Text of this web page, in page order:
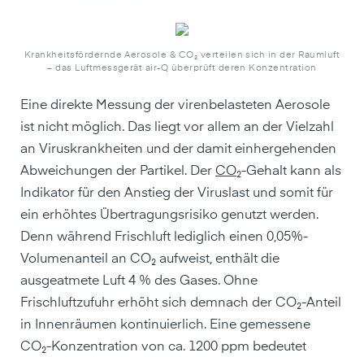
Krankheitsfördernde Aerosole & CO₂ verteilen sich in der Raumluft
– das Luftmessgerät air-Q überprüft deren Konzentration
Eine direkte Messung der virenbelasteten Aerosole
ist nicht möglich. Das liegt vor allem an der Vielzahl
an Viruskrankheiten und der damit einhergehenden
Abweichungen der Partikel. Der CO₂-Gehalt kann als
Indikator für den Anstieg der Viruslast und somit für
ein erhöhtes Übertragungsrisiko genutzt werden.
Denn während Frischluft lediglich einen 0,05%-
Volumenanteil an CO₂ aufweist, enthält die
ausgeatmete Luft 4 % des Gases. Ohne
Frischluftzufuhr erhöht sich demnach der CO₂-Anteil
in Innenräumen kontinuierlich. Eine gemessene
CO₂-Konzentration von ca. 1200 ppm bedeutet